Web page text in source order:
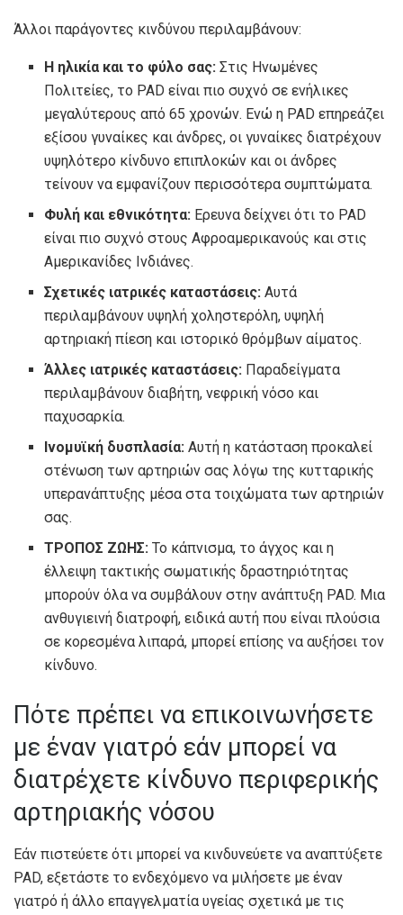
Άλλοι παράγοντες κινδύνου περιλαμβάνουν:
Η ηλικία και το φύλο σας: Στις Ηνωμένες
Πολιτείες, το PAD είναι πιο συχνό σε ενήλικες
μεγαλύτερους από65 χρονών. Ενώ η PAD επηρεάζει
εξίσου γυναίκες και άνδρες, οι γυναίκες διατρέχουν
υψηλότερο κίνδυνο επιπλοκών και οι άνδρες
τείνουν να εμφανίζουν περισσότερα συμπτώματα.
Φυλή και εθνικότητα: Ερευνα δείχνει ότι το PAD
είναι πιο συχνό στους Αφροαμερικανούς και στις
Αμερικανίδες Ινδιάνες.
Σχετικές ιατρικές καταστάσεις: Αυτά
περιλαμβάνουν υψηλή χοληστερόλη, υψηλή
αρτηριακή πίεση και ιστορικό θρόμβων αίματος.
Άλλες ιατρικές καταστάσεις: Παραδείγματα
περιλαμβάνουν διαβήτη, νεφρική νόσο και
παχυσαρκία.
Ινομυϊκή δυσπλασία: Αυτή η κατάσταση προκαλεί
στένωση των αρτηριών σας λόγω της κυτταρικής
υπερανάπτυξης μέσα στα τοιχώματα των αρτηριών
σας.
ΤΡΟΠΟΣ ΖΩΗΣ: Το κάπνισμα, το άγχος και η
έλλειψη τακτικής σωματικής δραστηριότητας
μπορούν όλα να συμβάλουν στην ανάπτυξη PAD. Μια
ανθυγιεινή διατροφή, ειδικά αυτή που είναι πλούσια
σε κορεσμένα λιπαρά, μπορεί επίσης να αυξήσει τον
κίνδυνο.
Πότε πρέπει να επικοινωνήσετε
με έναν γιατρό εάν μπορεί να
διατρέχετε κίνδυνο περιφερικής
αρτηριακής νόσου
Εάν πιστεύετε ότι μπορεί να κινδυνεύετε να αναπτύξετε
PAD, εξετάστε το ενδεχόμενο να μιλήσετε με έναν
γιατρό ή άλλο επαγγελματία υγείας σχετικά με τις